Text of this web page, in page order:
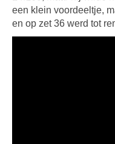
een klein voordeeltje,
en op zet 36 werd tot